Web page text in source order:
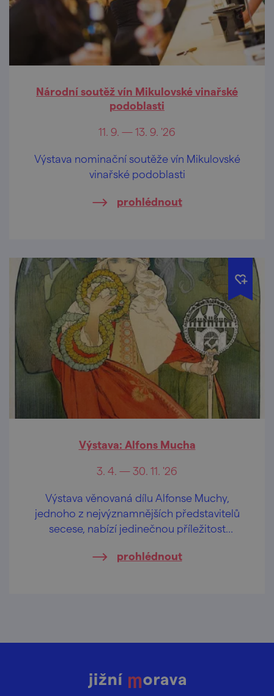
Národní soutěž vín Mikulovské vinařské
podoblasti
11. 9. — 13. 9. '26
Výstava nominační soutěže vín Mikulovské
vinařské podoblasti
prohlédnout
Výstava: Alfons Mucha
3. 4. — 30. 11. '26
Výstava věnovaná dílu Alfonse Muchy,
jednoho z nejvýznamnějších představitelů
secese, nabízí jedinečnou příležitost
prohlédnout